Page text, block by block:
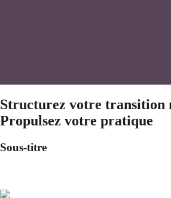
Structurez votre transition
Propulsez votre pratique
Sous-titre